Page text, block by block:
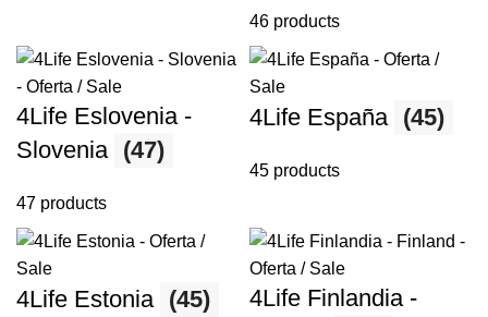
46 products
4Life Eslovenia -
Slovenia (47)
47 products
4Life España (45)
45 products
4Life Estonia (45)
4Life Finlandia -